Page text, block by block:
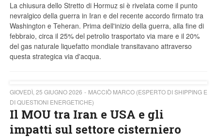
La chiusura dello Stretto di Hormuz si è rivelata come il punto
nevralgico della guerra in Iran e del recente accordo firmato tra
Washington e Teheran. Prima dell'inizio della guerra, alla fine di
febbraio, circa il 25% del petrolio trasportato via mare e il 20%
del gas naturale liquefatto mondiale transitavano attraverso
questa strategica via d'acqua.
GIOVEDÌ, 25 GIUGNO 2026
MACCIÒ MARCO (ESPERTO DI SHIPPING E
DI QUESTIONI ENERGETICHE)
Il MOU tra Iran e USA e gli
impatti sul settore cisterniero